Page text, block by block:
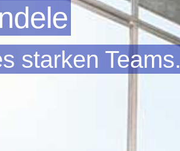
starken Teams.